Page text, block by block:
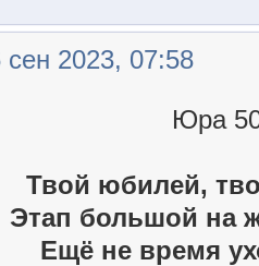
2023, 07:58
Юра
Твой юбилей,
Этап большой на
Ещё не время